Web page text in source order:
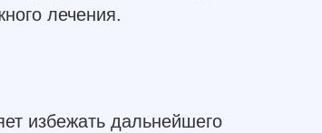
лечения.
избежать дальнейшего